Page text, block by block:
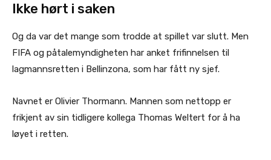
Ikke hørt i saken
Og da var det mange som trodde at spillet var slutt. Men
FIFA og påtalemyndigheten har anket frifinnelsen til
lagmannsretten i Bellinzona, som har fått ny sjef.
Navnet er Olivier Thormann. Mannen som nettopp er
frikjent av sin tidligere kollega Thomas Weltert for å ha
løyet i retten.